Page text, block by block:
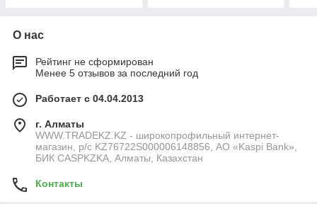
О нас
Рейтинг не сформирован
Менее 5 отзывов за последний год
Работает с 04.04.2013
г. Алматы
WWW.TRADEKZ.KZ - широкопрофильный интернет-
магазин, р/с KZ76722S000006148856, АО «Kaspi Bank»,
БИК CASPKZKA, Алматы, Казахстан
Контакты